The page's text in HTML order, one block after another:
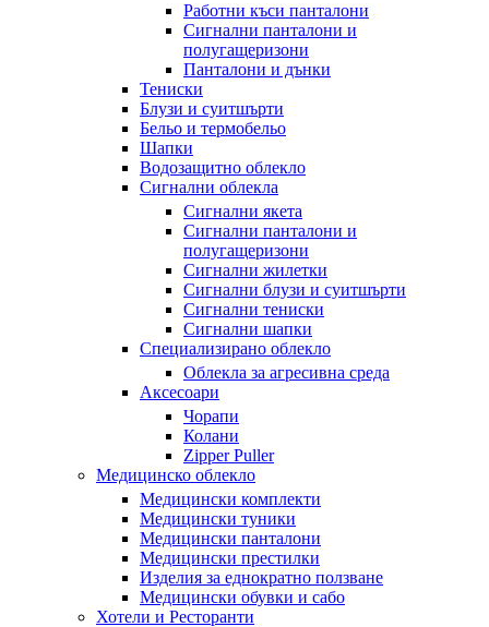
Работни къси панталони
Сигнални панталони и
полугащеризони
Панталони и дънки
Тениски
Блузи и суитшърти
Бельо и термобельо
Шапки
Водозащитно облекло
Сигнални облекла
Сигнални якета
Сигнални панталони и
полугащеризони
Сигнални жилетки
Сигнални блузи и суитшърти
Сигнални тениски
Сигнални шапки
Специализирано облекло
Облекла за агресивна среда
Аксесоари
Чорапи
Колани
Zipper Puller
Медицинско облекло
Медицински комплекти
Медицински туники
Медицински панталони
Медицински престилки
Изделия за еднократно ползване
Медицински обувки и сабо
Хотели и Ресторанти